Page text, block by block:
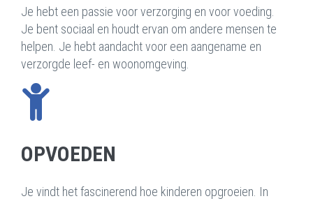
Je hebt een passie voor verzorging en voor voeding.
Je bent sociaal en houdt ervan om andere mensen te
helpen. Je hebt aandacht voor een aangename en
verzorgde leef- en woonomgeving.
OPVOEDEN
Je vindt het fascinerend hoe kinderen opgroeien. In